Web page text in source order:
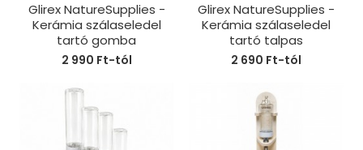
Glirex NatureSupplies -
Kerámia szálaseledel
tartó gomba
2 990 Ft-tól
Glirex NatureSupplies -
Kerámia szálaseledel
tartó talpas
2 690 Ft-tól